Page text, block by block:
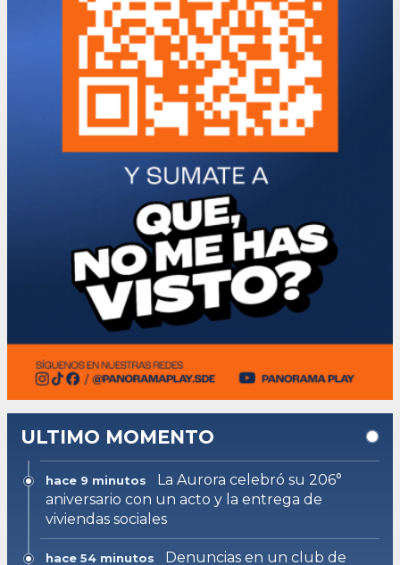
ULTIMO MOMENTO
hace 9 minutos
La Aurora celebró su 206°
aniversario con un acto y la entrega de
viviendas sociales
hace 54 minutos
Denuncias en un club de